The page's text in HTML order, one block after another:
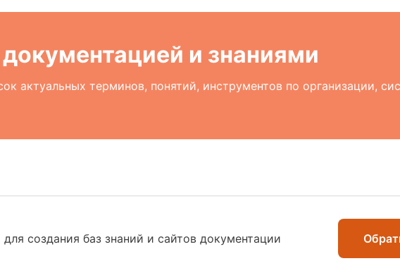
и знаниями
актуальных терминов, понятий, инструментов по организации,
создания баз знаний и сайтов документации